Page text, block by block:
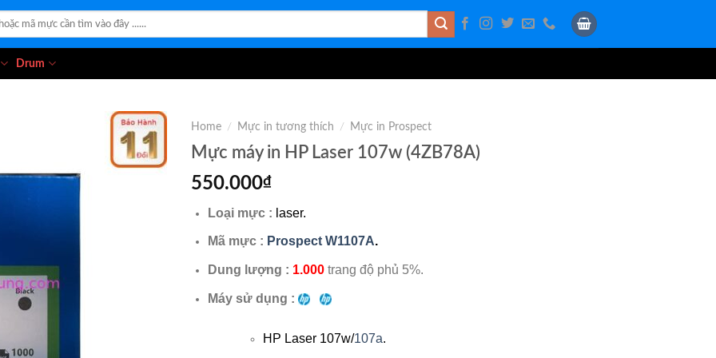
Drum
Home / Mực in tương thích / Mực in Prospect
Mực máy in HP Laser 107w (4ZB78A)
550.000₫
Loại mực : laser.
Mã mực : Prospect W1107A.
Dung lượng : 1.000trang độ phủ 5%.
Máy sử dụng :
HP Laser 107w/107a.